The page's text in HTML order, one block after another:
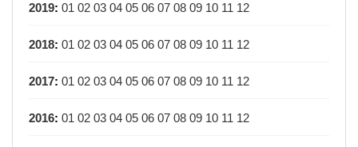
2019: 01 02 03 04 05 06 07 08 09 10 11 12
2018: 01 02 03 04 05 06 07 08 09 10 11 12
2017: 01 02 03 04 05 06 07 08 09 10 11 12
2016: 01 02 03 04 05 06 07 08 09 10 11 12